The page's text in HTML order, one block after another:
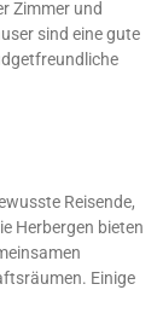
Zimmer und
sind eine gute
Reisende,
Herbergen bieten
Einige